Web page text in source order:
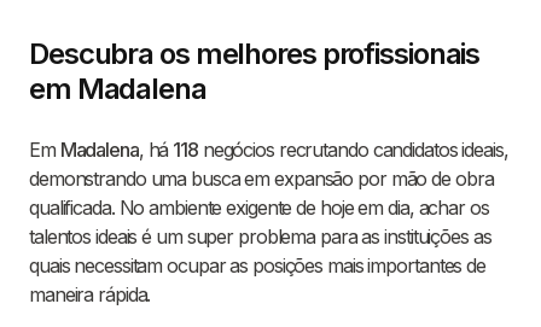
Descubra os melhores profissionais
em Madalena
Em Madalena, há 118negócios recrutando candidatos ideais,
demonstrando uma busca em expansão por mão de obra
qualificada. No ambiente exigente de hoje em dia, achar os
talentos ideais é um super problema para as instituições as
quais necessitam ocupar as posições mais importantes de
maneira rápida.